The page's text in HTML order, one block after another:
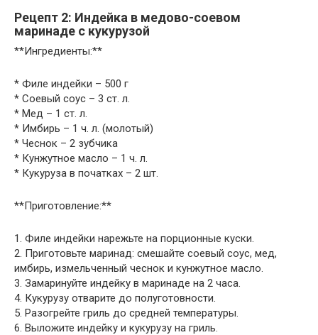
Рецепт 2: Индейка в медово-соевом
маринаде с кукурузой
**Ингредиенты:**
* Филе индейки – 500 г
* Соевый соус – 3 ст. л.
* Мед – 1 ст. л.
* Имбирь – 1 ч. л. (молотый)
* Чеснок – 2 зубчика
* Кунжутное масло – 1 ч. л.
* Кукуруза в початках – 2 шт.
**Приготовление:**
1. Филе индейки нарежьте на порционные куски.
2. Приготовьте маринад: смешайте соевый соус, мед,
имбирь, измельченный чеснок и кунжутное масло.
3. Замаринуйте индейку в маринаде на 2 часа.
4. Кукурузу отварите до полуготовности.
5. Разогрейте гриль до средней температуры.
6. Выложите индейку и кукурузу на гриль.